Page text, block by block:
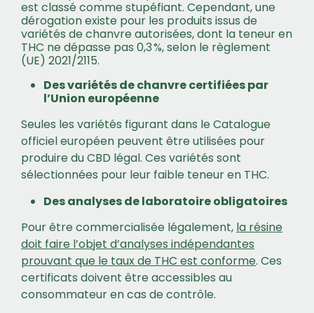
est classé comme stupéfiant. Cependant, une
dérogation existe pour les produits issus de
variétés de chanvre autorisées, dont la teneur en
THC ne dépasse pas 0,3 %, selon le règlement
(UE) 2021/2115.
Des variétés de chanvre certifiées par
l’Union européenne
Seules les variétés figurant dans le Catalogue
officiel européen peuvent être utilisées pour
produire du CBD légal. Ces variétés sont
sélectionnées pour leur faible teneur en THC.
Des analyses de laboratoire obligatoires
Pour être commercialisée légalement, la résine
doit faire l’objet d’analyses indépendantes
prouvant que le taux de THC est conforme. Ces
certificats doivent être accessibles au
consommateur en cas de contrôle.